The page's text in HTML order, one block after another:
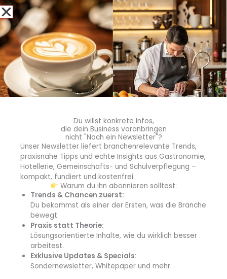
Du willst konkrete Infos,
die dein Business voranbringen
nicht "Noch ein Newsletter"?
Unser Newsletter liefert branchenrelevante Trends,
praxisnahe Tipps und echte Insights aus Gastronomie,
Hotellerie, Gemeinschafts- und Schulverpflegung –
kompakt, fundiert und kostenfrei.
Warum du ihn abonnieren solltest:
Trends & Chancen zuerst:
Du bekommst als einer der Ersten, was die Branche
bewegt.
Praxis statt Theorie:
Lösungsorientierte Inhalte, wie du wirklich besser
arbeitest.
Exklusive Updates & Specials:
Sondernewsletter, Whitepaper und mehr.